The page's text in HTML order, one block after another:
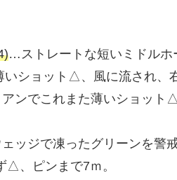
…ストレートな短いミドルホ
ショット△、風に流され、
ンでこれまた薄いショット
ッジで凍ったグリーンを警
、ピンまで7ｍ。